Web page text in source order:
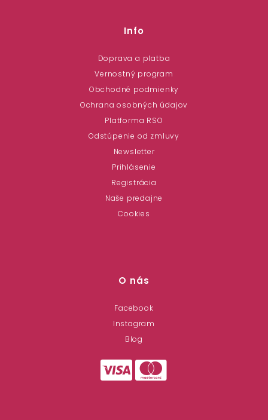
Info
Doprava a platba
Vernostný program
Obchodné podmienky
Ochrana osobných údajov
Platforma RSO
Odstúpenie od zmluvy
Newsletter
Prihlásenie
Registrácia
Naše predajne
Cookies
O nás
Facebook
Instagram
Blog